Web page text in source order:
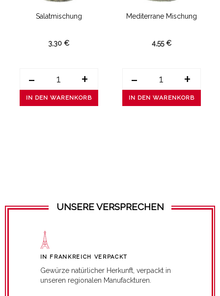
Salatmischung
3,30 €
- +
IN DEN WARENKORB
Mediterrane Mischung
4,55 €
- +
IN DEN WARENKORB
UNSERE VERSPRECHEN
IN FRANKREICH VERPACKT
Gewürze natürlicher Herkunft, verpackt in
unseren regionalen Manufackturen.